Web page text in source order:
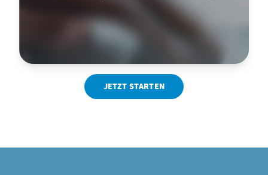
JETZT STARTEN